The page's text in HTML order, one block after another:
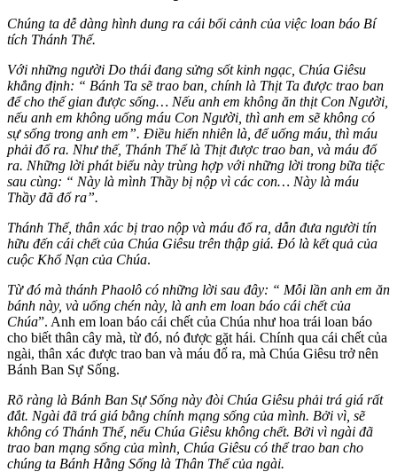
Chúng ta dễ dàng hình dung ra cái bối cảnh của việc loan báo Bí
tích Thánh Thể.
Với những người Do thái đang sửng sốt kinh ngạc, Chúa Giêsu
khẳng định: “ Bánh Ta sẽ trao ban, chính là Thịt Ta được trao ban
để cho thế gian được sống… Nếu anh em không ăn thịt Con Người,
nếu anh em không uống máu Con Người, thì anh em sẽ không có
sự sống trong anh em”. Điều hiển nhiên là, để uống máu, thì máu
phải đổ ra. Như thế, Thánh Thể là Thịt được trao ban, và máu đổ
ra. Những lời phát biểu này trùng hợp với những lời trong bữa tiệc
sau cùng: “ Này là mình Thầy bị nộp vì các con… Này là máu
Thầy đã đổ ra”.
Thánh Thể, thân xác bị trao nộp và máu đổ ra, dẫn đưa người tín
hữu đến cái chết của Chúa Giêsu trên thập giá. Đó là kết quả của
cuộc Khổ Nạn của Chúa.
Từ đó mà thánh Phaolô có những lời sau đây: “ Mỗi lần anh em ăn
bánh này, và uống chén này, là anh em loan báo cái chết của
Chúa”. Anh em loan báo cái chết của Chúa như hoa trái loan báo
cho biết thân cây mà, từ đó, nó được gặt hái. Chính qua cái chết của
ngài, thân xác được trao ban và máu đổ ra, mà Chúa Giêsu trở nên
Bánh Ban Sự Sống.
Rõ ràng là Bánh Ban Sự Sống này đòi Chúa Giêsu phải trá giá rất
đắt. Ngài đã trá giá bằng chính mạng sống của mình. Bởi vì, sẽ
không có Thánh Thể, nếu Chúa Giêsu không chết. Bởi vì ngài đã
trao ban mạng sống của mình, Chúa Giêsu có thể trao ban cho
chúng ta Bánh Hằng Sống là Thân Thể của ngài.